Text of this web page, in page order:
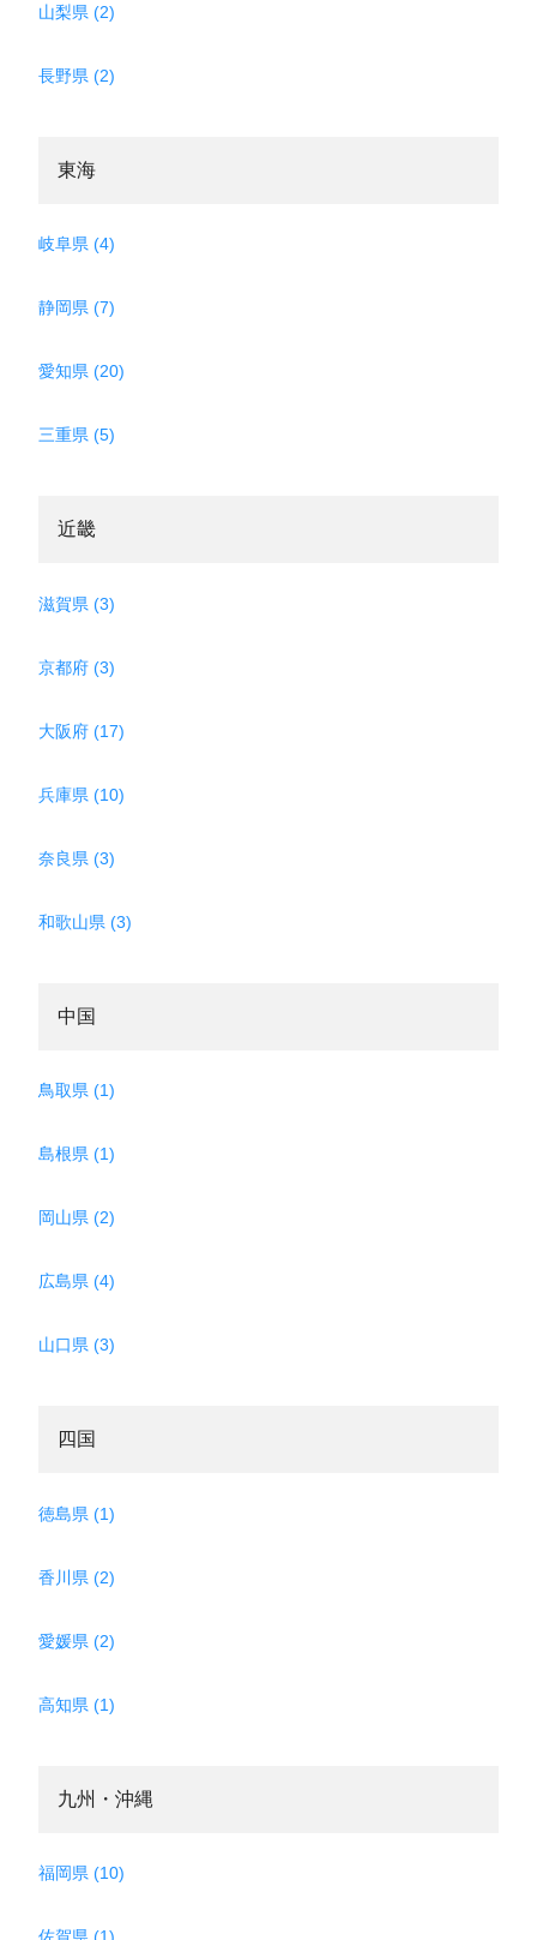
山梨県 (2)
長野県 (2)
東海
岐阜県 (4)
静岡県 (7)
愛知県 (20)
三重県 (5)
近畿
滋賀県 (3)
京都府 (3)
大阪府 (17)
兵庫県 (10)
奈良県 (3)
和歌山県 (3)
中国
鳥取県 (1)
島根県 (1)
岡山県 (2)
広島県 (4)
山口県 (3)
四国
徳島県 (1)
香川県 (2)
愛媛県 (2)
高知県 (1)
九州・沖縄
福岡県 (10)